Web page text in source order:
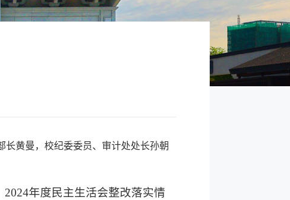
长黄曼，校纪委委员、审计处处长孙朝
2024年度民主生活会整改落实情